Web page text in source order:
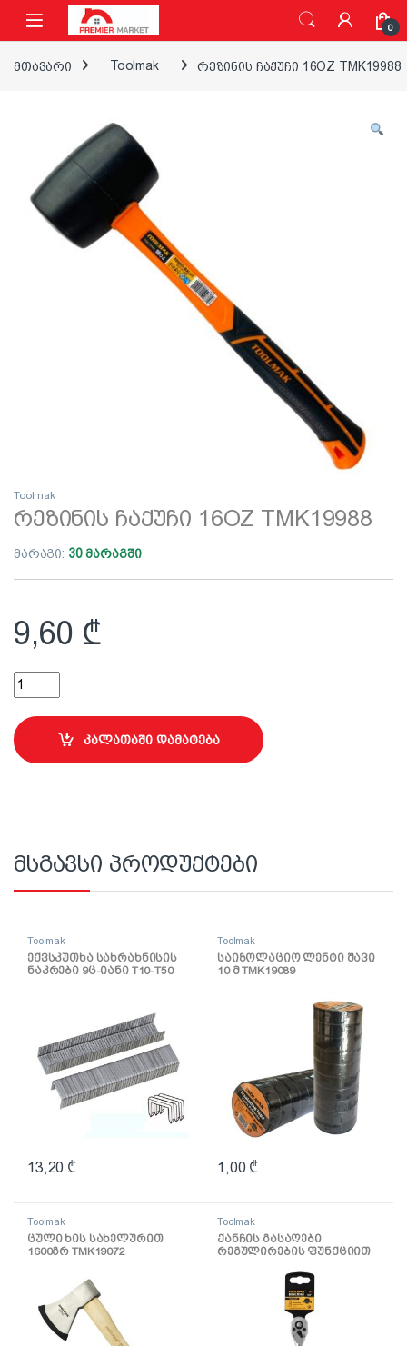
ნავიგაციაზე გადასვლა
შინაარსზე გადასვლა
0
მთავარი Toolmak რეზინის ჩაქუჩი 16OZ TMK19988
Toolmak
რეზინის ჩაქუჩი 16OZ TMK19988
მარაგი: 30 მარაგში
9,60 ₾
რეზინის ჩაქუჩი 16OZ TMK19988 quantity
კალათაში დამატება
მსგავსი პროდუქტები
Toolmak
ექვსკუთხა სახრახნისის
ნაკრები 9ც-იანი T10-T50
13,20 ₾
Toolmak
საიზოლაციო ლენტი შავი
10 მ TMK19089
1,00 ₾
Toolmak
ცული ხის სახელურით
1600გრ TMK19072
Toolmak
ქანჩის გასაღები
რეგულირების ფუნქციით